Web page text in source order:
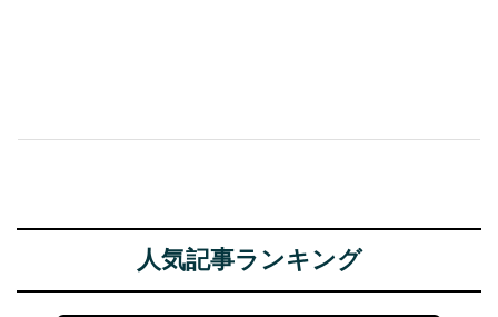
人気記事ランキング